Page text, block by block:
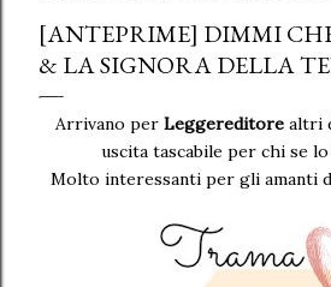
[ANTEPRIME] DIMMI
& LA SIGNORA DELLA
Arrivano per Leggereditore altri
uscita tascabile per chi se
Molto interessanti per gli amanti